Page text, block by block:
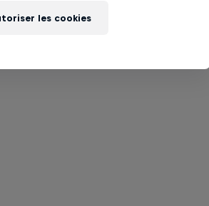
les cookies